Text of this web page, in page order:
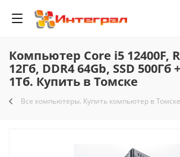
Компьютер Core i5 12400F,
12Гб, DDR4 64Gb, SSD 500Гб
1Тб. Купить в Томске
Все компьютеры. Купить компьютер в Томске